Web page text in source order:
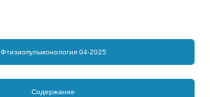
Фтизиопульмонология 04-2025
Содержание